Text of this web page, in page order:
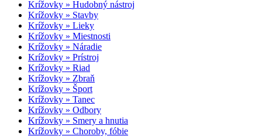
Krížovky » Hudobný nástroj
Krížovky » Stavby
Krížovky » Lieky
Krížovky » Miestnosti
Krížovky » Náradie
Krížovky » Prístroj
Krížovky » Riad
Krížovky » Zbraň
Krížovky » Šport
Krížovky » Tanec
Krížovky » Odbory
Krížovky » Smery a hnutia
Krížovky » Choroby, fóbie